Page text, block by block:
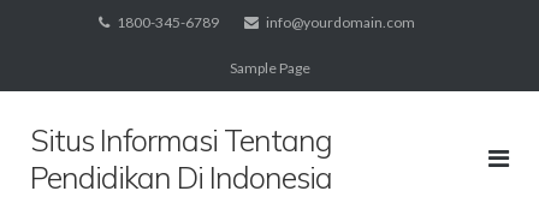
1800-345-6789 info@yourdomain.com
Sample Page
Situs Informasi Tentang
Pendidikan Di Indonesia